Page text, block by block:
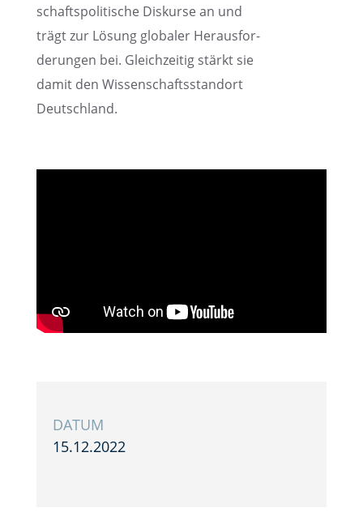
schafts­po­li­ti­sche Diskurse an und
trägt zur Lösung globa­ler Heraus­for­
de­run­gen bei. Gleich­zei­tig stärkt sie
damit den Wissen­schafts­stand­ort
Deutschland.
DATUM
15.12.2022